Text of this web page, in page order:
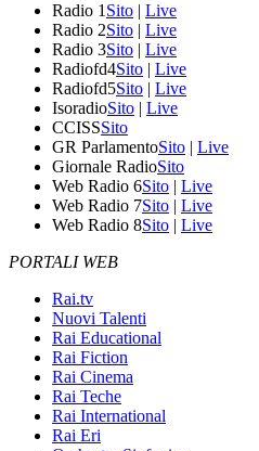
Radio 1 Sito | Live
Radio 2Sito | Live
Radio 3Sito | Live
Radiofd4Sito | Live
Radiofd5Sito | Live
IsoradioSito | Live
CCISSSito
GR ParlamentoSito | Live
Giornale RadioSito
Web Radio 6Sito | Live
Web Radio 7Sito | Live
Web Radio 8Sito | Live
PORTALI WEB
Rai.tv
Nuovi Talenti
Rai Educational
Rai Fiction
Rai Cinema
Rai Teche
Rai International
Rai Eri